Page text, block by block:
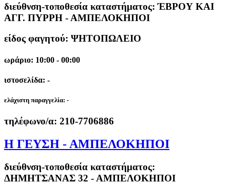
διεύθνση-τοποθεσία καταστήματος:ΈΒΡΟΥ ΚΑΙ
ΑΓΓ. ΠΥΡΡΗ - ΑΜΠΕΛΟΚΗΠΟΙ
είδος φαγητού: ΨΗΤΟΠΩΛΕΙΟ
ωράριο: 10:00 - 00:00
ιστοσελίδα: -
ελάχιστη παραγγελία: -
τηλέφωνο/α: 210-7706886
Η ΓΕΥΣΗ - ΑΜΠΕΛΟΚΗΠΟΙ
διεύθνση-τοποθεσία καταστήματος:
ΔΗΜΗΤΣΑΝΑΣ 32 - ΑΜΠΕΛΟΚΗΠΟΙ